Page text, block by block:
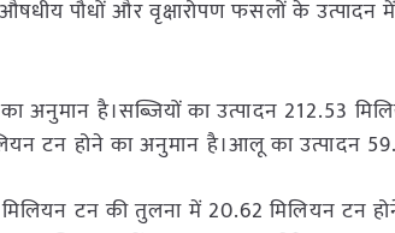
पौधों और वृक्षारोपण फसलों के उत्पादन
अनुमान है।सब्जियों का उत्पादन 212.53
टन होने का अनुमान है।आलू का उत्पादन
मिलियन टन की तुलना में 20.62 मिलियन टन